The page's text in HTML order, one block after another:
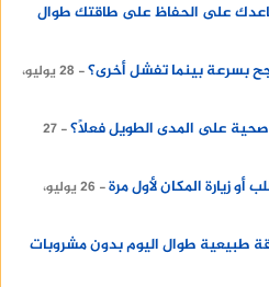
على الحفاظ على طاقتك طوال
بسرعة بينما تفشل أخرى؟
28 يوليو،
على المدى الطويل فعلًا؟ 27
زيارة المكان لأول مرة
26 يوليو،
طبيعية طوال اليوم بدون مشروبات